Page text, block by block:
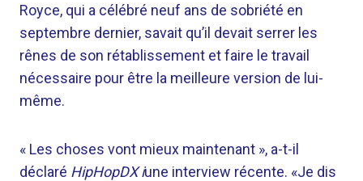
Royce, qui a célébré neuf ans de sobriété en
septembre dernier, savait qu’il devait serrer les
rênes de son rétablissement et faire le travail
nécessaire pour être la meilleure version de lui-
même.
« Les choses vont mieux maintenant », a-t-il
déclaré HipHopDX iune interview récente. «Je dis